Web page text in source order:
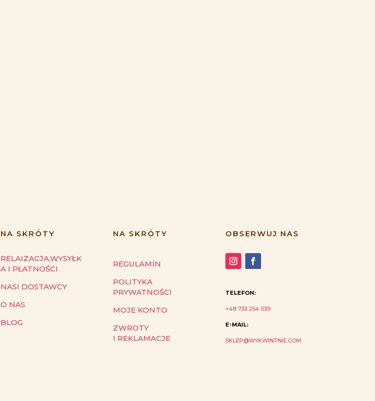
NA SKRÓTY
RELAIZACJA,WYSYŁK
A I PŁATNOŚCI
NASI DOSTAWCY
O NAS
BLOG
NA SKRÓTY
REGULAMIN
POLITYKA
PRYWATNOŚCI
MOJE KONTO
ZWROTY
I REKLAMACJE
OBSERWUJ NAS
TELEFON:
+48 733 254 039
E-MAIL:
SKLEP@WYKWINTNIE.COM